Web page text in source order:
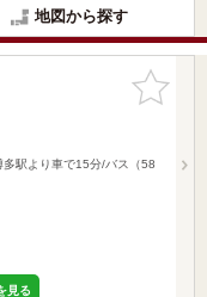
地図から探す
お気に入
りに追加
駅より車で15分/バス（58
見る